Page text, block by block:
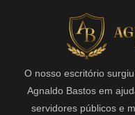
O nosso escritório
Agnaldo Bastos em
servidores públicos e